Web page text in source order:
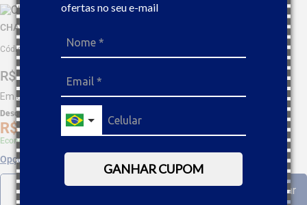
ofertas no seu e-mail
GANHAR CUPOM
CHAVE AJUSTÁVEL 12" GEDORE 028314
Código
R$ 143
Em até 15,93sem juros
Desc. de
R$ 21
Economize 5% à vista com Boleto, PIX
Opções de parcelamento